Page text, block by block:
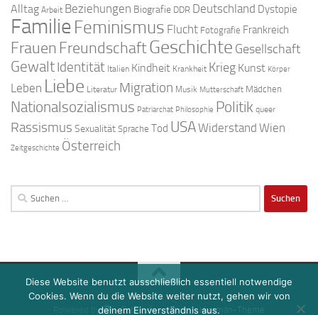
Alltag Arbeit Beziehungen Biografie DDR Deutschland Dystopie
FamilieFeminismus Flucht Fotografie Frankreich
Frauen FreundschaftGeschichte Gesellschaft
GewaltIdentität Italien Kindheit Krankheit Krieg Kunst Körper
Leben Liebe Literatur Migration Musik Mutterschaft Mädchen
Nationalsozialismus Patriarchat Philosophie Politik queer
Rassismus SexualitätSprache Tod USAWiderstand Wien
Zeitgeschichte Österreich
Suchen
nach:
Powered by - Entworfen mit dem Hueman-Theme
Diese Website benutzt ausschließlich essentiell notwendige
Cookies. Wenn du die Website weiter nutzt, gehen wir von
deinem Einverständnis aus.